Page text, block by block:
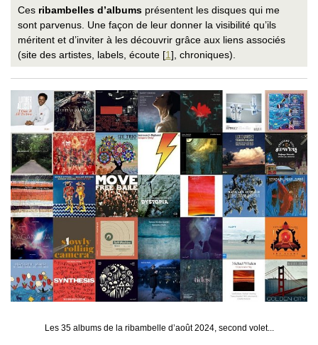
OTTAVIANO - GALLO – FARAÒ (…)
MICHAEL PAGÁN . Paganova
SLOWLY ROLLING CAMERA . (…)
SOFT MACHINE . Høvikodden 1971
TOMASZ STANKO QUARTET . (…)
SULIDA . Utos
NATSUKI TAMURA AND SATOKO (…)
THE FLAME (ROBERT MITCHELL
PAT THOMAS AND BLEYSCHOOL (…)
RYAN TRUESDELL . Synthesis (…)
LUÍS VICENTE TRIO . Come (…)
NASHEET WAITS . New York (…)
PHILIP WEBERNDOERFER . Tides
MICHAEL WHALEN . Watercolor
MIGUEL ZENÓN . Golden City
Ces ribambelles d’albumsprésentent les disques qui me
sont parvenus. Une façon de leur donner la visibilité qu’ils
méritent et d’inviter à les découvrir grâce aux liens associés
(site des artistes, labels, écoute[1] , chroniques).
Les 35 albums de la ribambelle d’août 2024, second volet...